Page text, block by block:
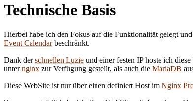
Technische Basis
Hierbei habe ich den Fokus auf die Funktionalität gelegt
Event Calendarbeschränkt.
Dank derschnellen Luzie und einer festen IP hoste ich
unternginx zur Verfügung gestellt, als auch die MariaDB
Diese WebSite ist nur über einen definiert Host im Nginx